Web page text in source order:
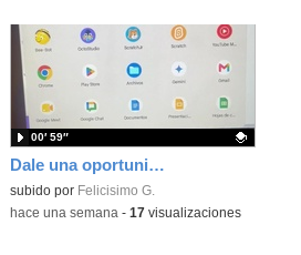
Dale una oportunidad a los Chromebooks y utiliza un proyector para realizar talleres si no tienes pantallas táctiles
Contenido educativo.
subido por Felicisimo G.
00′ 59″
-hace una semana - 17 visualizaciones